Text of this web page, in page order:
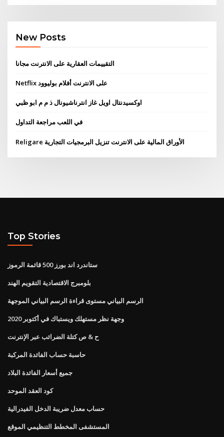
New Posts
التقييمات العقارية على الانترنت مجانا
Netflix على الانترنت أفلام بوليوود
اوكسيدنتال اويل غاز انترناشيونال ذ م م ابو ظبي
في اللعب مراجعة التداول
Religare الأوراق المالية على الانترنت تنزيل البرمجيات التجارية
Top Stories
ستاندرد اند بورز 500 قائمة الرموز
بلومبرج الاقتصادية التقويم الهند
الرسم البياني مستوى قراءة الرسم البياني الموجهة
وجهة نظر مستهلك ويستباك في أكتوبر 2020
ح & ص كتلة الضرائب عبر الإنترنت
حاسبة حساب الفائدة المركبة
جميع أسعار الفائدة البلاد
كود العقد الموحد
حساب معدل ضريبة الدخل الفيدرالية
المستشفى المخطط التنظيمي الموقع